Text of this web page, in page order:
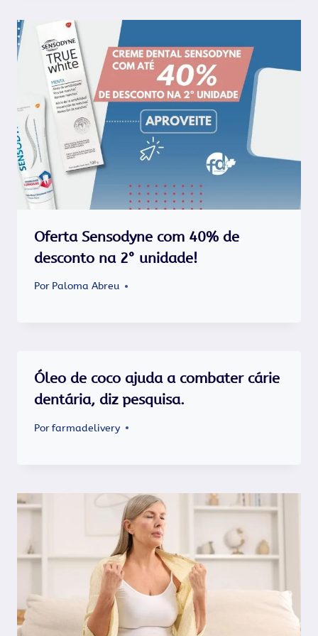
Oferta Sensodyne com 40% de
desconto na 2° unidade!
Por Paloma Abreu
Óleo de coco ajuda a combater cárie
dentária, diz pesquisa.
Porfarmadelivery